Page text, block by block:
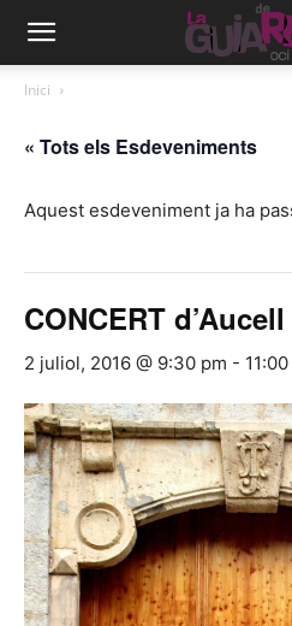
Inici
« Tots els Esdeveniments
Aquest esdeveniment ja ha
CONCERT
2 juliol, 2016 @ 9:30 pm -